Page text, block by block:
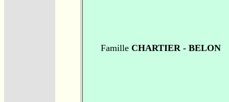
Famille CHARTIER - BELON